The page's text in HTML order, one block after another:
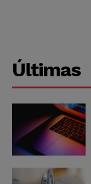
Últimas